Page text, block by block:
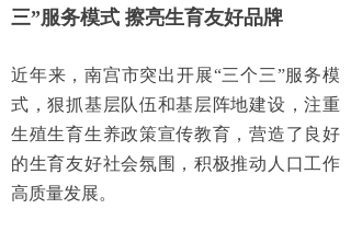
三”服务模式 擦亮生育友好品牌
近年来，南宫市突出开展“三个三”服务模
式，狠抓基层队伍和基层阵地建设，注重
生殖生育生养政策宣传教育，营造了良好
的生育友好社会氛围，积极推动人口工作
高质量发展。